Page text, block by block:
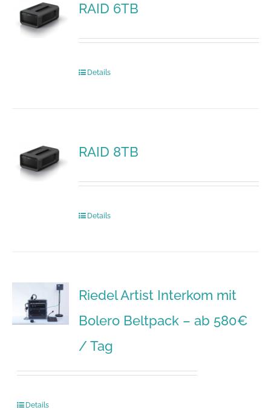
RAID 6TB
Details
RAID 8TB
Details
Riedel Artist Interkom mit
Bolero Beltpack – ab 580€
/ Tag
Details